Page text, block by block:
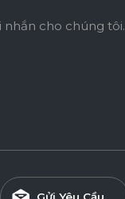
nhắn cho chúng tôi.